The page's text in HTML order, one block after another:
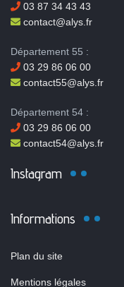
03 87 34 43 43
contact@alys.fr
Département 55 :
03 29 86 06 00
contact55@alys.fr
Département 54 :
03 29 86 06 00
contact54@alys.fr
Instagram
Informations
Plan du site
Mentions légales